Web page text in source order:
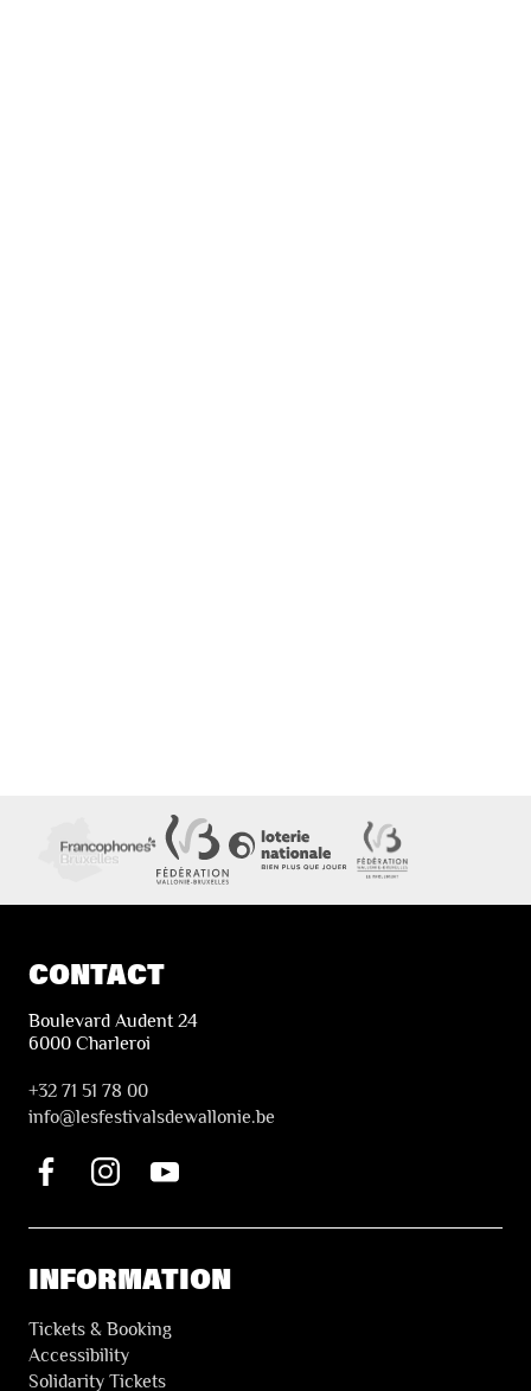
CONTACT
Boulevard Audent 24
6000 Charleroi
+32 71 51 78 00
info@lesfestivalsdewallonie.be
INFORMATION
Tickets & Booking
Accessibility
Solidarity Tickets